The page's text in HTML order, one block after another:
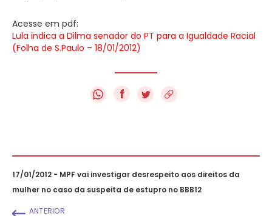
Acesse em pdf:
Lula indica a Dilma senador do PT para a Igualdade Racial
(Folha de S.Paulo – 18/01/2012)
f
17/01/2012 - MPF vai investigar desrespeito aos direitos da
mulher no caso da suspeita de estupro no BBB12
ANTERIOR